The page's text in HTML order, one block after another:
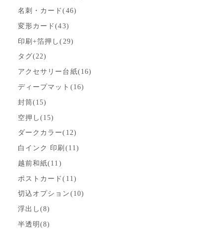
名刺・カード(46)
変形カード(43)
印刷+箔押し(29)
タグ(22)
アクセサリー台紙(16)
ディープマット(16)
封筒(15)
空押し(15)
ダークカラー(12)
白インク 印刷(11)
越前和紙(11)
ポストカード(11)
切込オプション(10)
浮出し(8)
半透明(8)